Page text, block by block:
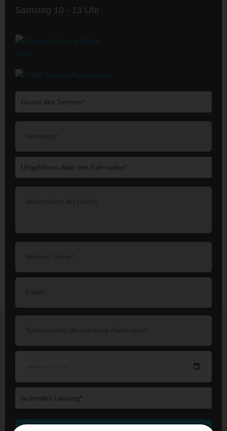
Samstag 10 - 13 Uhr
Die mit einem * markierten Felder sind Pflichtfelder.